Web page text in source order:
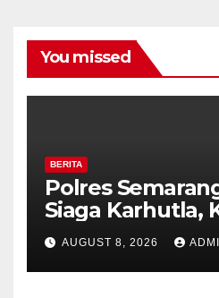
You missed
BERITA
Polres
Siaga Karhutla,
Tekankan
Kesiapsiagaan
Kemarau.
AUGUST 8, 2026